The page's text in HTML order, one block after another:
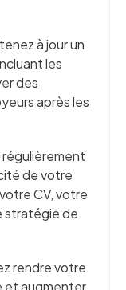
à jour un
les
des
après les
régulièrement
de votre
CV, votre
stratégie de
rendre votre
et augmenter